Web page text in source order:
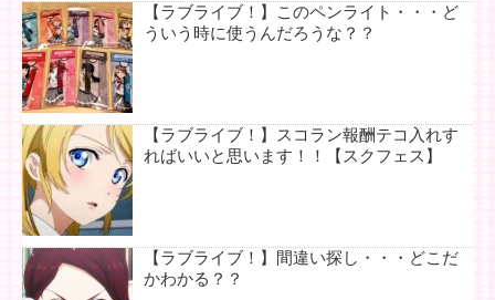
【ラブライブ！】このペンライト・・・ど
ういう時に使うんだろうな？？
【ラブライブ！】スコラン報酬テコ入れす
ればいいと思います！！【スクフェス】
【ラブライブ！】間違い探し・・・どこだ
かわかる？？